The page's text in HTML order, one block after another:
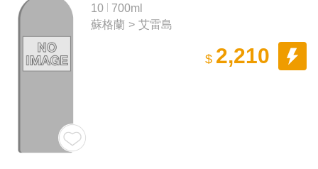
10年 單一麥芽蘇格蘭威士忌
10
700ml
蘇格蘭 > 艾雷島
$ 2,210